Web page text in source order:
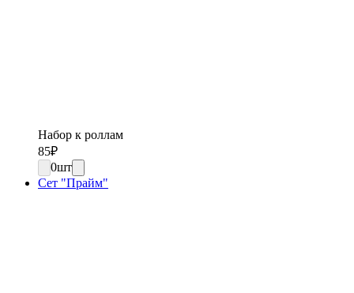
Набор к роллам
85₽
0шт
Сет "Прайм"